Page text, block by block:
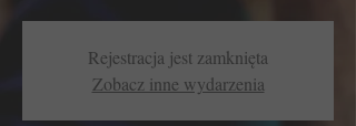
Rejestracja jest zamknięta
Zobacz inne wydarzenia